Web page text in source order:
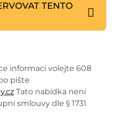
TENTO
informací volejte 608
pište
Tato nabídka není
smlouvy dle § 1731